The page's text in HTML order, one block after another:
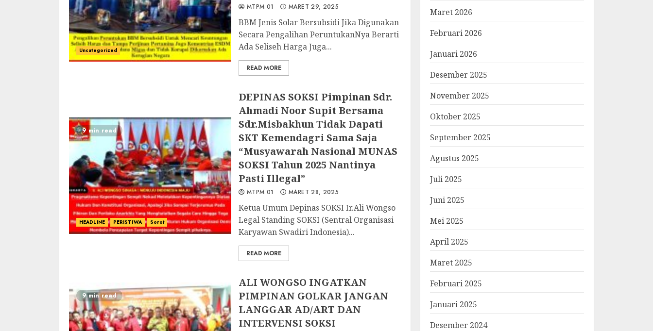
Uncategorized
MTPM 01 MARET 29, 2025
BBM Jenis Solar Bersubsidi Jika Digunakan
Secara Pengalihan PeruntukanNya Berarti
Ada Seliseh Harga Juga...
READ MORE
9 min read
HEADLINE PERISTIWA Sorot
DEPINAS SOKSI Pimpinan Sdr.
Ahmadi Noor Supit Bersama
Sdr.Misbakhun Tidak Dapati
SKT Kemendagri Sama Saja
“Musyawarah Nasional MUNAS
SOKSI Tahun 2025 Nantinya
Pasti Illegal”
MTPM 01 MARET 28, 2025
Ketua Umum Depinas SOKSI Ir.Ali Wongso
Legal Standing SOKSI (Sentral Organisasi
Karyawan Swadiri Indonesia)...
READ MORE
9 min read
ALI WONGSO INGATKAN
PIMPINAN GOLKAR JANGAN
LANGGAR AD/ART DAN
INTERVENSI SOKSI
Maret 2026
Februari 2026
Januari 2026
Desember 2025
November 2025
Oktober 2025
September 2025
Agustus 2025
Juli 2025
Juni 2025
Mei 2025
April 2025
Maret 2025
Februari 2025
Januari 2025
Desember 2024